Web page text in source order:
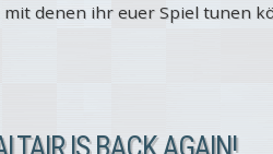
denen ihr euer Spiel tunen